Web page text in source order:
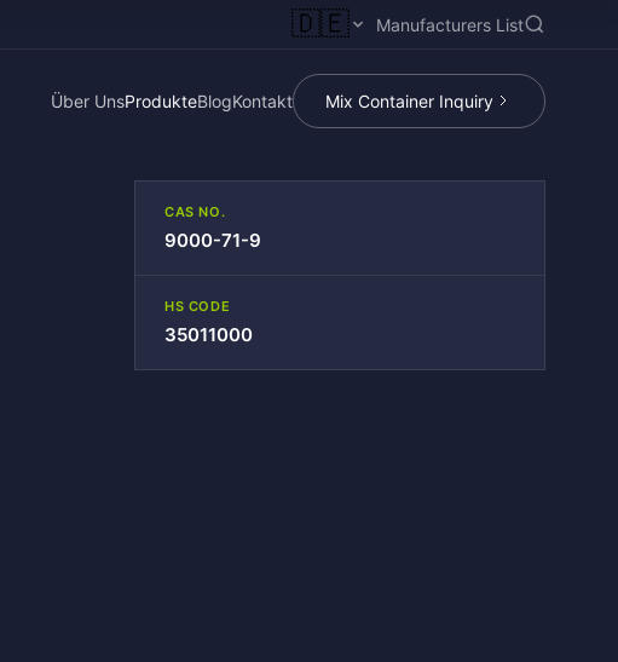
🇩🇪 Manufacturers List
Über UnsProdukteBlogKontakt Mix Container Inquiry
CAS NO.
9000-71-9
HS CODE
35011000